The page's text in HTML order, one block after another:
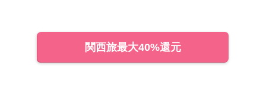
関西旅最大40%還元